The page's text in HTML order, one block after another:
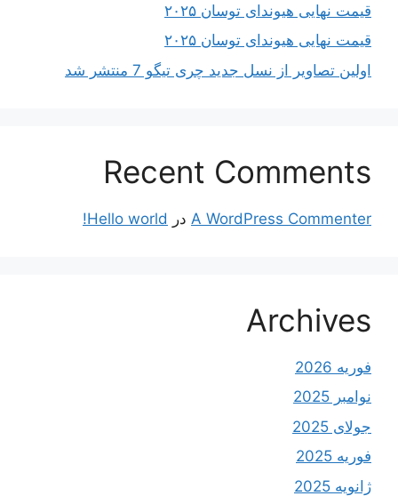
قیمت نهایی هیوندای توسان ۲۰۲۵
قیمت نهایی هیوندای توسان ۲۰۲۵
اولین تصاویر از نسل جدید چری تیگو 7 منتشر شد
Recent Comments
A WordPress Commenter در Hello world!
Archives
فوریه 2026
نوامبر 2025
جولای 2025
فوریه 2025
ژانویه 2025